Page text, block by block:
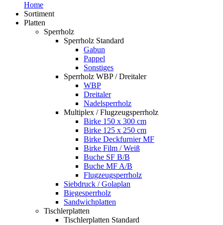
Home
Sortiment
Platten
Sperrholz
Sperrholz Standard
Gabun
Pappel
Sonstiges
Sperrholz WBP / Dreitaler
WBP
Dreitaler
Nadelsperrholz
Multiplex / Flugzeugsperrholz
Birke 150 x 300 cm
Birke 125 x 250 cm
Birke Deckfurnier MF
Birke Film / Weiß
Buche SF B/B
Buche MF A/B
Flugzeugsperrholz
Siebdruck / Golaplan
Biegesperrholz
Sandwichplatten
Tischlerplatten
Tischlerplatten Standard